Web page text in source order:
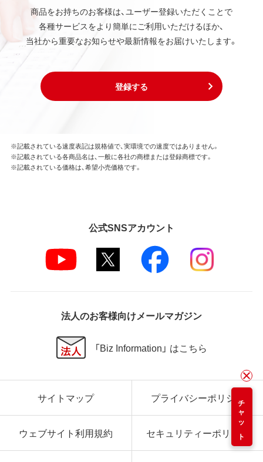
商品をお持ちのお客様は、ユーザー登録いただくことで
各種サービスをより簡単にご利用いただけるほか、
当社から重要なお知らせや最新情報をお届けいたします。
登録する
チャット
※記載されている速度表記は規格値で、実環境での速度ではありません。
※記載されている各商品名は、一般に各社の商標または登録商標です。
※記載されている価格は、希望小売価格です。
公式SNSアカウント
法人のお客様向けメールマガジン
「Biz Information」 はこちら
サイトマップ プライバシーポリシー
ウェブサイト利用規約 セキュリティーポリシー